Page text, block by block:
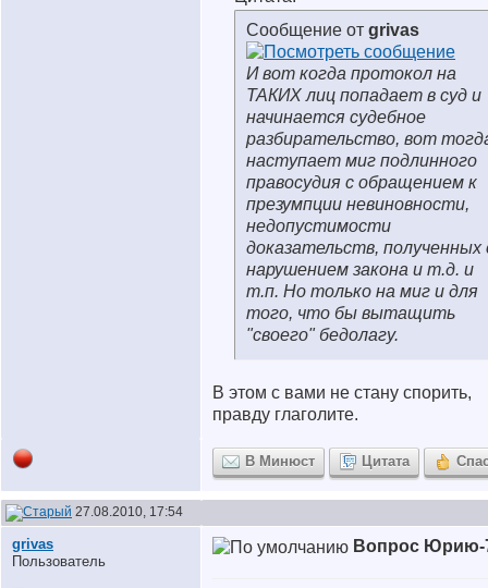
Сообщение от grivas
И вот когда протокол на
ТАКИХ лиц попадает в суд и
начинается судебное
разбирательство, вот
наступает миг подлинного
правосудия с обращением к
презумпции невиновности,
недопустимости
доказательств, полученных
нарушением закона и т.д. и
т.п. Но только на миг и для
того, что бы вытащить
"своего" бедолагу.
В этом с вами не стану спорить,
правду глаголите.
В Минюст Цитата
27.08.2010, 17:54
grivas
Пользователь
Вопрос Юрию-